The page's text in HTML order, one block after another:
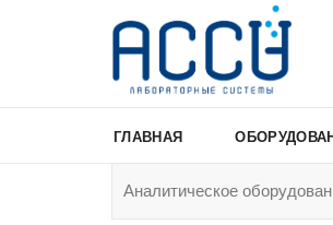
ГЛАВНАЯ
Аналитическое